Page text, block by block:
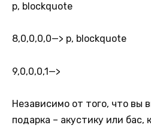
p, blockquote
8,0,0,0,0—> p, blockquote
9,0,0,0,1—>
Независимо от того, что вы
подарка – акустику или бас,